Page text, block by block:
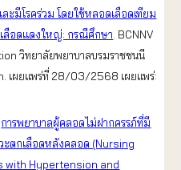
มีโรคร่วม โดยใช้หลอดเลือดเทียม
ลือดแดงใหญ่: กรณีศึกษา . BCNNV
วิทยาลัยพยาบาลบรมราชชนนี
เผยแพร่ที่ 28/03/2568 เผยแพร่:
การพยาบาลผู้คลอดไม่ฝากครรภ์ที่มี
ะตกเลือดหลังคลอด (Nursing
with Hypertension and